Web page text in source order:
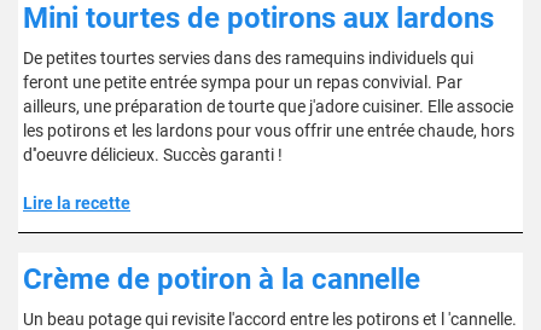
Mini tourtes de potirons aux lardons
De petites tourtes servies dans des ramequins individuels qui
feront une petite entrée sympa pour un repas convivial. Par
ailleurs, une préparation de tourte que j'adore cuisiner. Elle associe
les potirons et les lardons pour vous offrir une entrée chaude, hors
d''oeuvre délicieux. Succès garanti !
Lire la recette
Crème de potiron à la cannelle
Un beau potage qui revisite l'accord entre les potirons et l 'cannelle.